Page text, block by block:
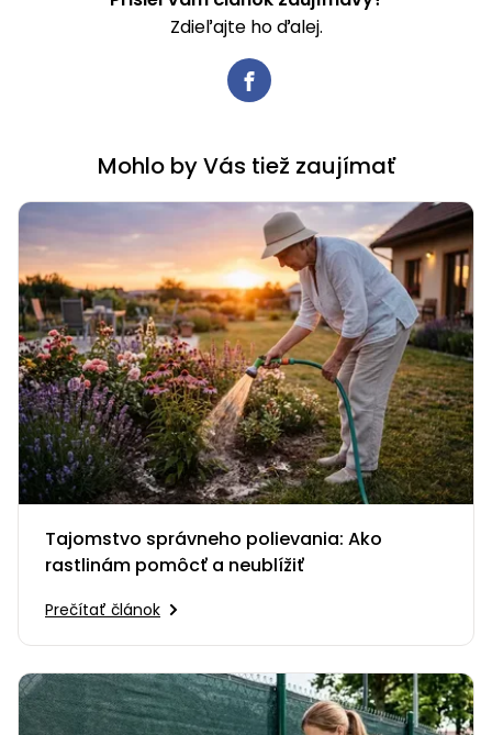
Zdieľajte ho ďalej.
Mohlo by Vás tiež zaujímať
Tajomstvo správneho polievania: Ako
rastlinám pomôcť a neublížiť
Prečítať článok